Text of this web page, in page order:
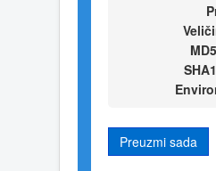
Preuzmi sada